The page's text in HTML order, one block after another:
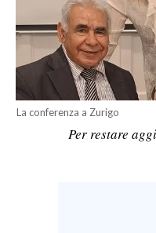
BANDI
SPORT IN SARDEGNA
SPORT
RISULTATI E CLASSIFICHE
La conferenza a Zurigo
Per restare